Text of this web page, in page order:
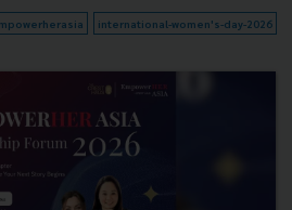
international-women's-day-2026